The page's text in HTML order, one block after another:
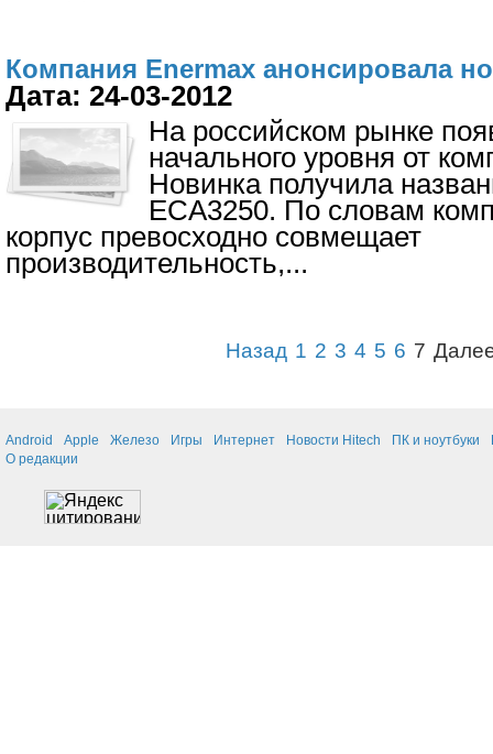
Компания Enermax анонсировала
Дата: 24-03-2012
На российском рынке
начального уровня от
Новинка получила
ECA3250. По словам
корпус превосходно совмещает
производительность,...
Назад 1 2 3 4 5 6 7
Android Apple Железо Игры Интернет Новости Hitech ПК и ноутбуки
О редакции